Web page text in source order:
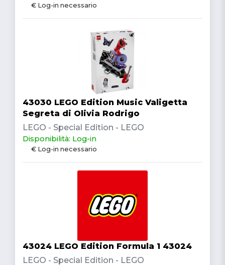
€ Log-in necessario
43030 LEGO Edition Music Valigetta
Segreta di Olivia Rodrigo
LEGO - Special Edition - LEGO
Disponibilità: Log-in
€ Log-in necessario
43024 LEGO Edition Formula 1 43024
LEGO - Special Edition - LEGO